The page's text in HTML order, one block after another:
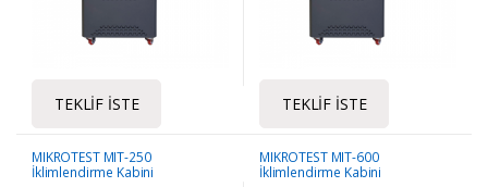
TEKLIF İSTE TEKLIF İSTE
MIKROTEST MIT-250
İklimlendirme Kabini
MIKROTEST MIT-600
İklimlendirme Kabini